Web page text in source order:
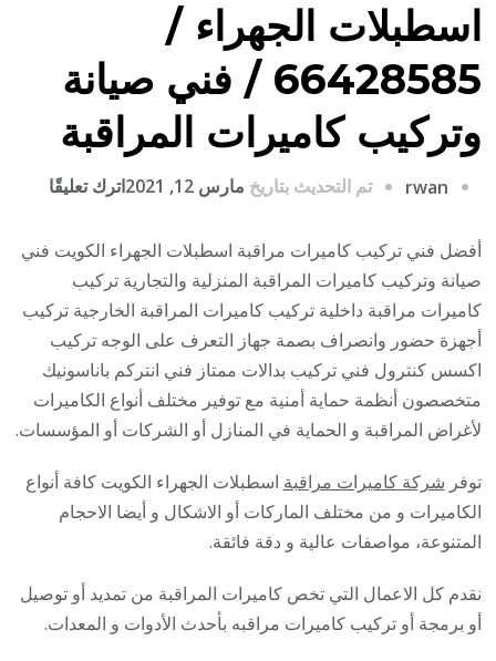
اسطبلات الجهراء /
66428585 / فني صيانة
وتركيب كاميرات المراقبة
rwan تم التحديث بتاريخ مارس 12, 2021 اترك تعليقًا
/
صيانة
أفضل فني تركيب كاميرات مراقبة اسطبلات الجهراء الكويت فني
صيانة وتركيب كاميرات المراقبة المنزلية والتجارية تركيب
كاميرات مراقبة داخلية تركيب كاميرات المراقبة الخارجية تركيب
أجهزة حضور وانصراف بصمة جهاز التعرف على الوجه تركيب
اكسس كنترول فني تركيب بدالات ممتاز فني انتركم باناسونيك
متخصصون أنظمة حماية أمنية مع توفير مختلف أنواع الكاميرات
لأغراض المراقبة و الحماية في المنازل أو الشركات أو المؤسسات.
توفر شركة كاميرات مراقبة اسطبلات الجهراء الكويت كافة أنواع
الكاميرات و من مختلف الماركات أو الاشكال و أيضا الاحجام
المتنوعة، مواصفات عالية و دقة فائقة.
نقدم كل الاعمال التي تخص كاميرات المراقبة من تمديد أو توصيل
أو برمجة أو تركيب كاميرات مراقبه بأحدث الأدوات و المعدات.